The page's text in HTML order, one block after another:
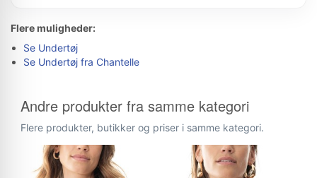
Flere muligheder:
Se Undertøj
Se Undertøj fra Chantelle
Andre produkter fra samme kategori
Flere produkter, butikker og priser i samme kategori.